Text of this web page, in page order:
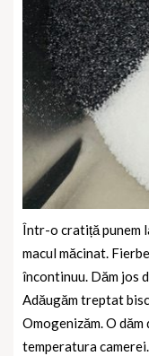
Într-o cratiță punem
macul măcinat.
încontinuu. Dăm jos
Adăugăm treptat
Omogenizăm. O
temperatura